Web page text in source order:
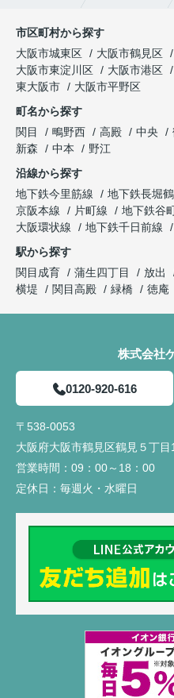
市区町村から探す
大阪市城東区
大阪市鶴見区
大阪市東淀川区
大阪市港区
東大阪市
大阪市平野区
町名から探す
関目
鴫野西 高殿 中央
新森
中本
野江
沿線から探す
地下鉄今里筋線
地下鉄長堀
京阪本線
片町線 地下鉄谷
大阪環状線
地下鉄千日前線
駅から探す
関目成育
蒲生四丁目 放出
横堤
関目高殿 緑橋 徳庵
株式会社
0120-920-616
〒538-0053
大阪府大阪市鶴見区鶴見５丁目
営業時間： 09：00～18：00
定休日： 毎週火・水曜日